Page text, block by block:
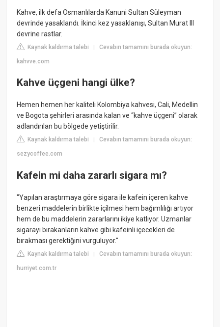
Kahve, ilk defa Osmanlılarda Kanuni Sultan Süleyman
devrinde yasaklandı. İkinci kez yasaklanışı, Sultan Murat III
devrine rastlar.
Kaynak kaldırma talebi |Cevabın tamamını burada okuyun:
kahvve.com
Kahve üçgeni hangi ülke?
Hemen hemen her kaliteli Kolombiya kahvesi, Cali, Medellin
ve Bogota şehirleri arasında kalan ve “kahve üçgeni” olarak
adlandırılan bu bölgede yetiştirilir.
Kaynak kaldırma talebi |Cevabın tamamını burada okuyun:
sezycoffee.com
Kafein mi daha zararlı sigara mı?
"Yapılan araştırmaya göre sigara ile kafein içeren kahve
benzeri maddelerin birlikte içilmesi hem bağımlılığı artıyor
hem de bu maddelerin zararlarını ikiye katlıyor. Uzmanlar
sigarayı bırakanların kahve gibi kafeinli içecekleri de
bırakması gerektiğini vurguluyor."
Kaynak kaldırma talebi |Cevabın tamamını burada okuyun:
hurriyet.com.tr